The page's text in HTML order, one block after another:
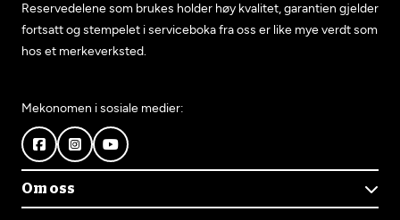
Reservedelene som brukes holder høy kvalitet, garantien gjelder
fortsatt og stempelet i serviceboka fra oss er like mye verdt som
hos et merkeverksted.
Mekonomen i sosiale medier:
Om oss